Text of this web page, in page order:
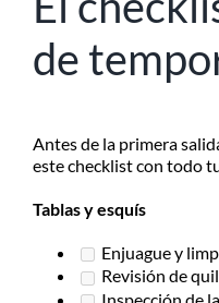
de
Antes de la primera
este checklist con todo
Tablas y esquís
Enjuague y
Revisión de